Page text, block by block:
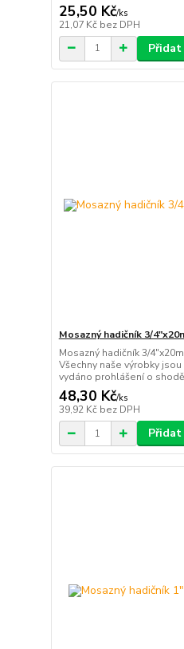
25,50 Kč/ks
21,07 Kč bez DPH
Mosazný hadičník 3/
Mosazný hadičník 3/
Všechny naše výrobky
vydáno prohlášení o
48,30 Kč/ks
39,92 Kč bez DPH